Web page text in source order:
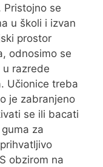
Pristojno se
u školi i izvan
prostor
odnosimo se
u razrede
Učionice treba
je zabranjeno
se ili bacati
za
obzirom na